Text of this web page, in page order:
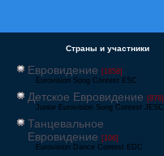
Страны и участники
Евровидение [1858]
Eurovision Song Contest ESC
Детское Евровидение [878]
Junior Eurovision Song Contest JESC
Танцевальное
Евровидение [106]
Eurovision Dance Contest EDC